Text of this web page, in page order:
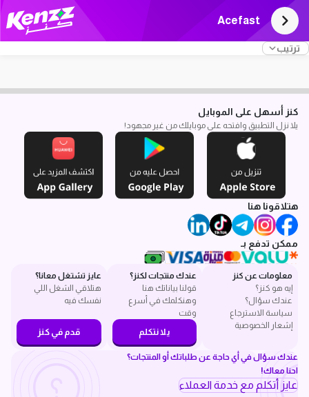
Acefast
ترتيب
كنز أسهل على الموبايل
يلا نزل التطبيق وافتحه على موبايلك من غير مجهود!
هتلاقونا هنا
ممكن تدفع بـ
معلومات عن كنز
إيه هو كنز؟
عندك سؤال؟
سياسة الاسترجاع
إشعار الخصوصية
عندك منتجات لكنز؟
قولنا بياناتك هنا
وهنكلمك في أسرع
وقت
يلا نتكلم
عايز تشتغل معانا؟
هتلاقي الشغل اللي
نفسك فيه
قدم في كنز
عندك سؤال في أي حاجة عن طلباتك أو المنتجات؟
احنا معاك!
عايز أتكلم مع خدمة العملاء